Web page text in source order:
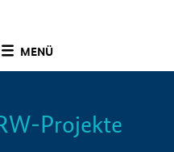
MENÜ
Info
Projekte